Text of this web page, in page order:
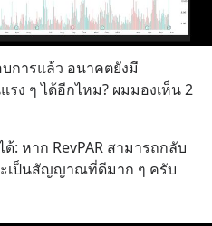
การแล้ว อนาคตยังมี
ง ๆ ได้อีกไหม? ผมมองเห็น 2
: หาก RevPAR สามารถกลับ
ะเป็นสัญญาณที่ดีมาก ๆ ครับ